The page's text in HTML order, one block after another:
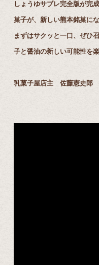
しょうゆサブレ完全版が完
菓⼦が、新しい熊本銘菓に
まずはサクッと⼀⼝、ぜひ
⼦と醤油の新しい可能性を
乳菓⼦屋店主 佐藤憲史郎